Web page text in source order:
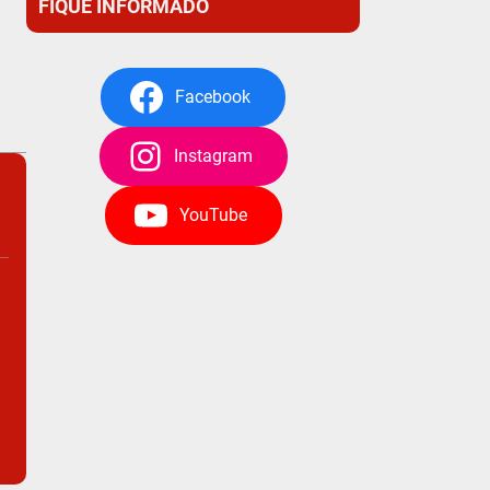
FIQUE INFORMADO
Facebook
Instagram
YouTube